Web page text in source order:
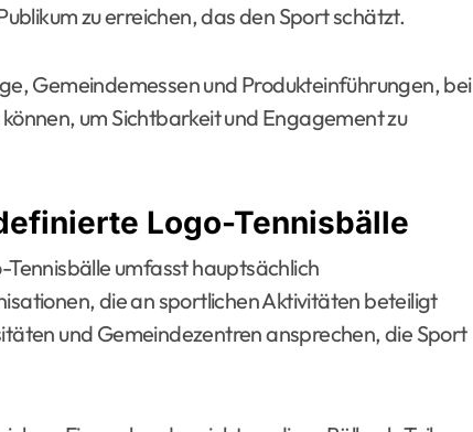
zu erreichen, das den Sport schätzt.
Gemeindemessen und Produkteinführungen, bei
um Sichtbarkeit und Engagement zu
Logo-Tennisbälle
umfasst hauptsächlich
die an sportlichen Aktivitäten beteiligt
und Gemeindezentren ansprechen, die Sport